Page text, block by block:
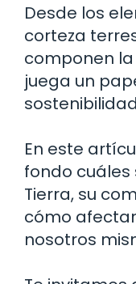
Desde los
corteza
componen
juega un
En este
fondo cuáles
Tierra, su
cómo
nosotros